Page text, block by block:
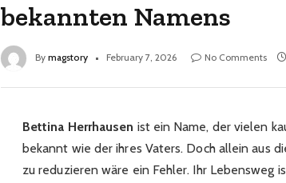
bekannten Namens
By magstory February 7, 2026 No Comments
Bettina Herrhausen ist ein Name, der vielen
bekannt wie der ihres Vaters. Doch allein aus
zu reduzieren wäre ein Fehler. Ihr Lebensweg